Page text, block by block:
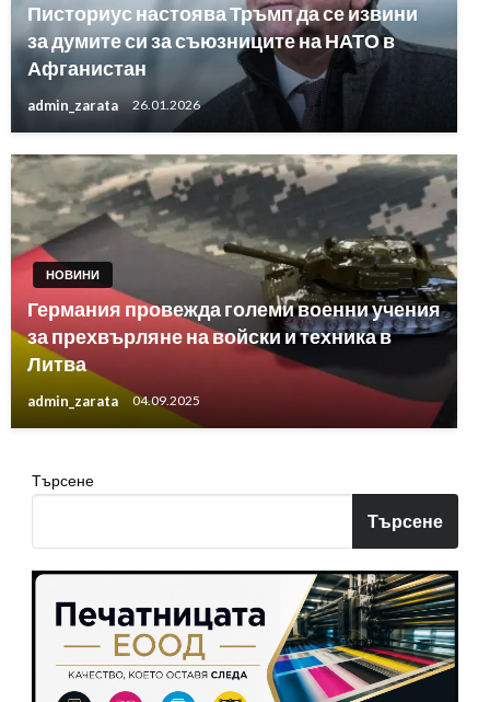
Писториус настоява Тръмп да се извини
за думите си за съюзниците на НАТО в
Афганистан
admin_zarata 26.01.2026
НОВИНИ
Германия провежда големи военни учения
за прехвърляне на войски и техника в
Литва
admin_zarata 04.09.2025
Търсене
Търсене